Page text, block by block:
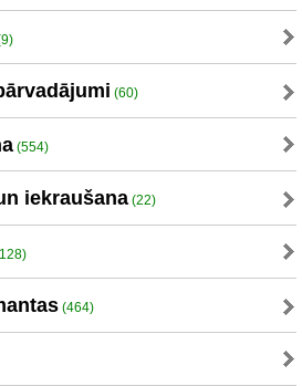
(60)
(554)
iekraušana (22)
(464)